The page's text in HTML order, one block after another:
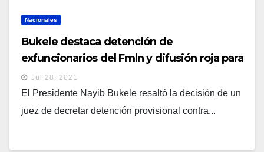
Nacionales
Bukele destaca detención de
exfuncionarios del Fmln y difusión roja para
otro grupo, entre ellos “el albañil del
pueblo”
Jul 28, 2021
El Presidente Nayib Bukele resaltó la decisión de un
juez de decretar detención provisional contra...